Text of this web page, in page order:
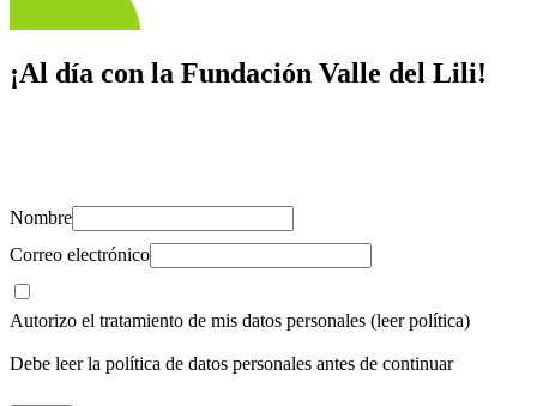
¡Al día con la Fundación Valle del Lili!
Nombre
Correo electrónico
Autorizo el tratamiento de mis datos personales (leer política)
Debe leer la política de datos personales antes de continuar